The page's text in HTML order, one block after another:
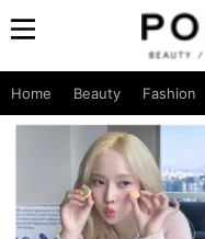
Home Beauty Fashion